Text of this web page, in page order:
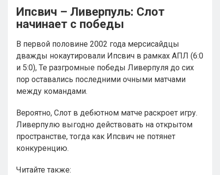
Ипсвич – Ливерпуль: Слот
начинает с победы
В первой половине 2002 года мерсисайдцы
дважды нокаутировали Ипсвич в рамках АПЛ (6:0
и 5:0), Те разгромные победы Ливерпуля до сих
пор оставались последними очными матчами
между командами.
Вероятно, Слот в дебютном матче раскроет игру.
Ливерпулю выгодно действовать на открытом
пространстве, тогда как Ипсвич не потянет
конкуренцию.
Читайте также: